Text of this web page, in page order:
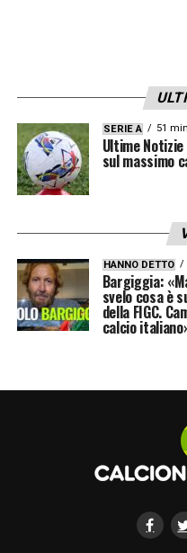
SERIE A 51
Ultime
sul massimo
HANNO DETTO
Bargiggia:
svelo cosa è
della FIGC.
calcio